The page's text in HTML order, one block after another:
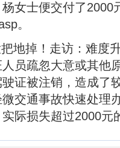
女士便交付了2000
。
地掉！走访：难度
员疏忽大意或其他
证被注销，造成了
交通事故快速处理
际损失超过2000元